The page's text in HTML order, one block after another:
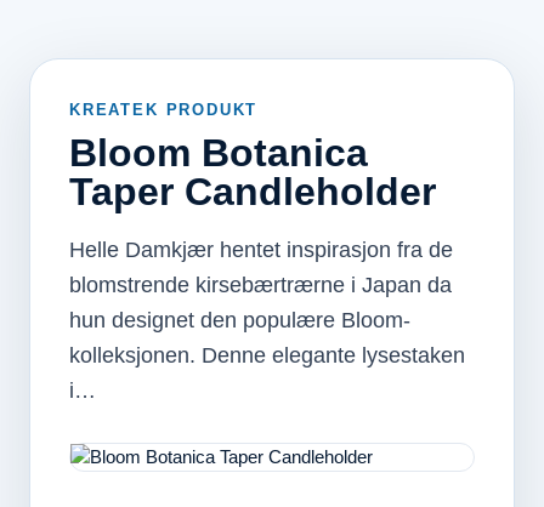
KREATEK PRODUKT
Bloom Botanica
Taper Candleholder
Helle Damkjær hentet inspirasjon fra de
blomstrende kirsebærtrærne i Japan da
hun designet den populære Bloom-
kolleksjonen. Denne elegante lysestaken
i…